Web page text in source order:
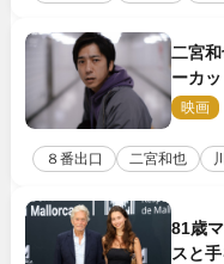
二宮
ーカ
コメン
映画
８番出口 二宮和也
81歳
スと